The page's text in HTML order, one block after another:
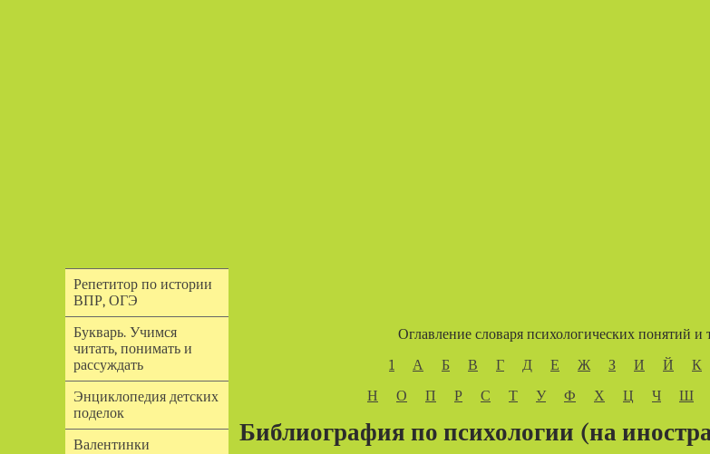
Репетитор по истории
ВПР, ОГЭ
Букварь. Учимся
читать, понимать и
рассуждать
Энциклопедия детских
поделок
Валентинки
Оглавление словаря психологических понятий и
1
А Б В Г Д Е Ж З И Й К
Н
О П Р С Т У Ф Х Ц Ч Ш
Библиография по психологии (на